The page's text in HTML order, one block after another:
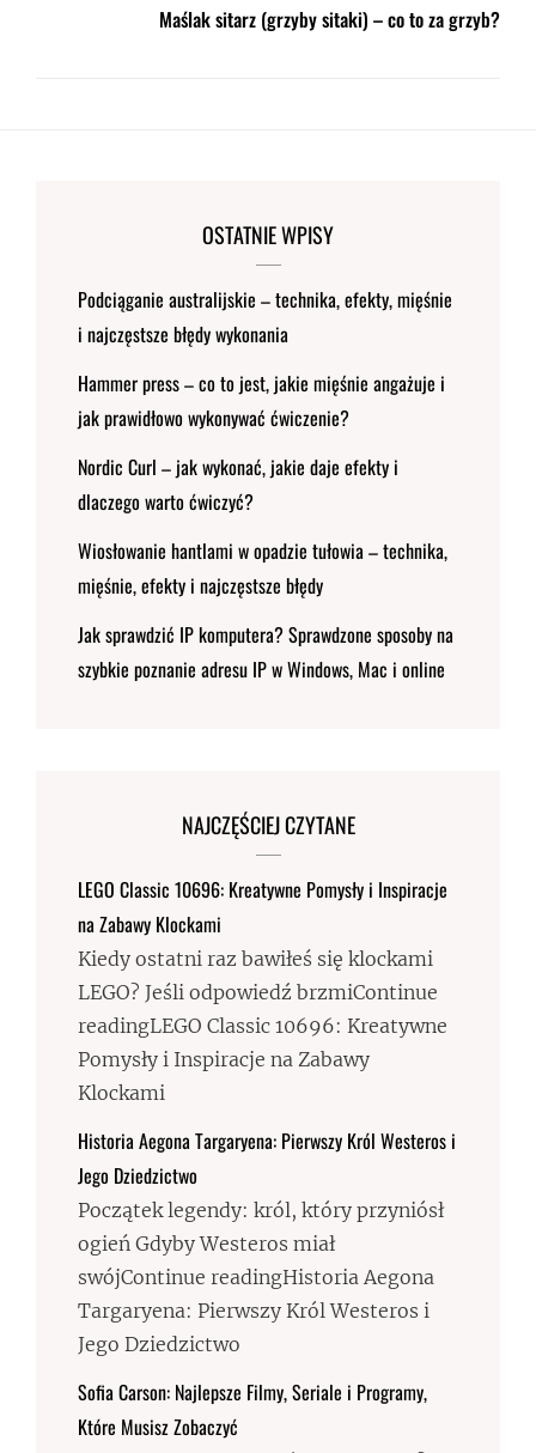
Maślak sitarz (grzyby sitaki) – co to za grzyb?
OSTATNIE WPISY
Podciąganie australijskie – technika, efekty, mięśnie
i najczęstsze błędy wykonania
Hammer press – co to jest, jakie mięśnie angażuje i
jak prawidłowo wykonywać ćwiczenie?
Nordic Curl – jak wykonać, jakie daje efekty i
dlaczego warto ćwiczyć?
Wiosłowanie hantlami w opadzie tułowia – technika,
mięśnie, efekty i najczęstsze błędy
Jak sprawdzić IP komputera? Sprawdzone sposoby na
szybkie poznanie adresu IP w Windows, Mac i online
NAJCZĘŚCIEJ CZYTANE
LEGO Classic 10696: Kreatywne Pomysły i Inspiracje
na Zabawy Klockami
Kiedy ostatni raz bawiłeś się klockami
LEGO? Jeśli odpowiedź brzmiContinue
readingLEGO Classic 10696: Kreatywne
Pomysły i Inspiracje na Zabawy
Klockami
Historia Aegona Targaryena: Pierwszy Król Westeros i
Jego Dziedzictwo
Początek legendy: król, który przyniósł
ogień Gdyby Westeros miał
swójContinue readingHistoria Aegona
Targaryena: Pierwszy Król Westeros i
Jego Dziedzictwo
Sofia Carson: Najlepsze Filmy, Seriale i Programy,
Które Musisz Zobaczyć